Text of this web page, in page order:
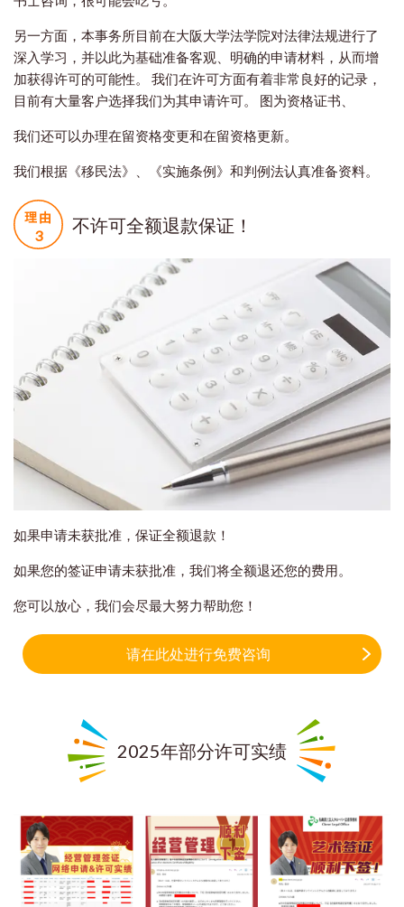
另一方面，本事务所目前在大阪大学法学院对法律法规进行了
深入学习，并以此为基础准备客观、明确的申请材料，从而增
加获得许可的可能性。 我们在许可方面有着非常良好的记录，
目前有大量客户选择我们为其申请许可。 图为资格证书、
我们还可以办理在留资格变更和在留资格更新。
我们根据《移民法》、《实施条例》和判例法认真准备资料。
不许可全额退款保证！
如果申请未获批准，保证全额退款！
如果您的签证申请未获批准，我们将全额退还您的费用。
您可以放心，我们会尽最大努力帮助您！
请在此处进行免费咨询
2025年部分许可实绩